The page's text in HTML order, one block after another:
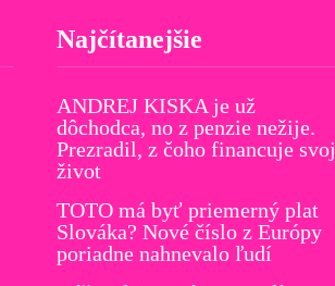
Najčítanejšie
ANDREJ KISKA je už
dôchodca, no z penzie nežije.
Prezradil, z čoho financuje svoj
život
TOTO má byť priemerný plat
Slováka? Nové číslo z Európy
poriadne nahnevalo ľudí